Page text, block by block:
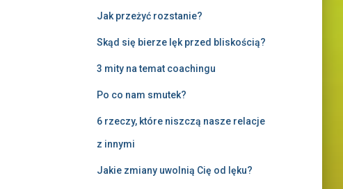
Jak przeżyć rozstanie?
Skąd się bierze lęk przed bliskością?
3 mity na temat coachingu
Po co nam smutek?
6 rzeczy, które niszczą nasze relacje
z innymi
Jakie zmiany uwolnią Cię od lęku?